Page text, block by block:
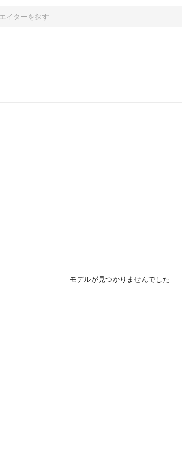
モデルが見つかりませんでした